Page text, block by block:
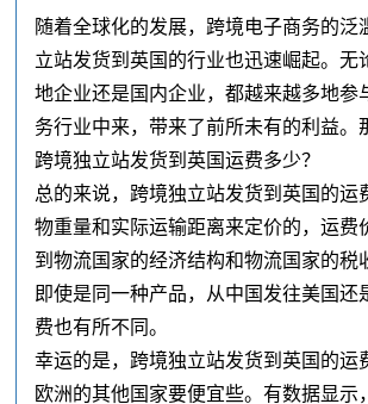
随着全球化的发展，跨境电子商务的泛
立站发货到英国的行业也迅速崛起。无
地企业还是国内企业，都越来越多地参
务行业中来，带来了前所未有的利益。
跨境独立站发货到英国运费多少？
总的来说，跨境独立站发货到英国的运
物重量和实际运输距离来定价的，运费
到物流国家的经济结构和物流国家的税
即使是同一种产品，从中国发往美国还
费也有所不同。
幸运的是，跨境独立站发货到英国的运
欧洲的其他国家要便宜些。有数据显示